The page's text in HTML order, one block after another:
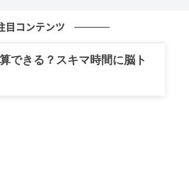
出すことができました。
目コンテンツ
できる？スキマ時間に脳ト